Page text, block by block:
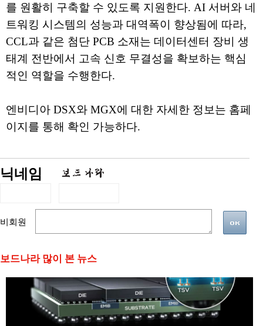
를 원활히 구축할 수 있도록 지원한다. AI 서버와 네
트워킹 시스템의 성능과 대역폭이 향상됨에 따라,
CCL과 같은 첨단 PCB 소재는 데이터센터 장비 생
태계 전반에서 고속 신호 무결성을 확보하는 핵심
적인 역할을 수행한다.
엔비디아 DSX와 MGX에 대한 자세한 정보는 홈페
이지를 통해 확인 가능하다.
닉네임
비회원
보드나라 많이 본 뉴스